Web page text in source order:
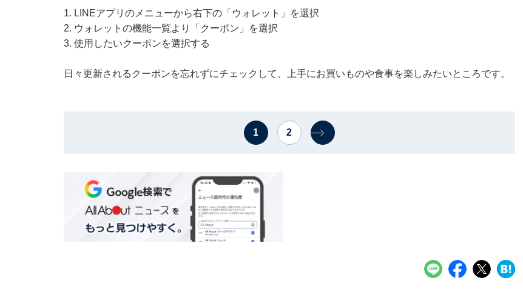
1. LINEアプリのメニューから右下の「ウォレット」を選択
2. ウォレットの機能一覧より「クーポン」を選択
3. 使用したいクーポンを選択する
日々更新されるクーポンを忘れずにチェックして、上手にお買いものや食事を楽しみたいところです。
1 2